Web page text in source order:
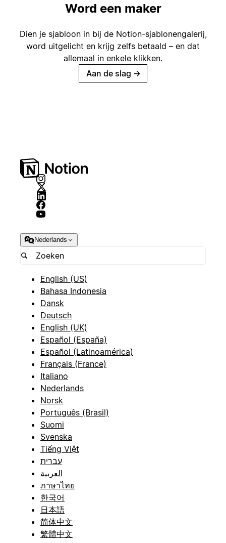
Word een maker
Dien je sjabloon in bij de Notion-sjablonengalerij,
word uitgelicht en krijg zelfs betaald – en dat
allemaal in enkele klikken.
Aan de slag →
Nederlands
English (US)
Bahasa Indonesia
Dansk
Deutsch
English (UK)
Español (España)
Español (Latinoamérica)
Français (France)
Italiano
Nederlands
Norsk
Português (Brasil)
Suomi
Svenska
Tiếng Việt
עברית
العربية
ภาษาไทย
한국어
日本語
简体中文
繁體中文